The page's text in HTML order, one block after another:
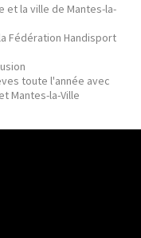
et la ville de Mantes-la-
Fédération Handisport
toute l'année avec
Mantes-la-Ville